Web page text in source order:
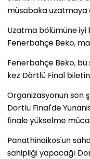
müsabaka uzatmaya
Uzatma bölümüne
Fenerbahçe Beko,
Fenerbahçe Beko, bu
kez Dörtlü Final
Organizasyonun son
Dörtlü Final'de
finale yükselme
Panathinaikos'un
sahipliği yapacağı